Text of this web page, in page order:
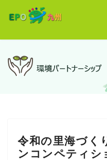
令和の里海づく
ンコンペティシ